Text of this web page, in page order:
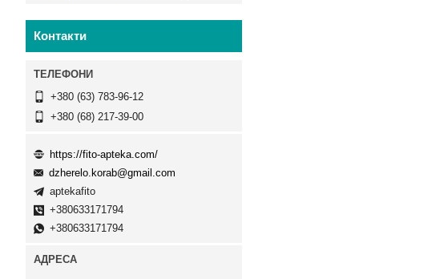
Контакти
+380 (63) 783-96-12
+380 (68) 217-39-00
https://fito-apteka.com/
dzherelo.korab@gmail.com
aptekafito
+380633171794
+380633171794